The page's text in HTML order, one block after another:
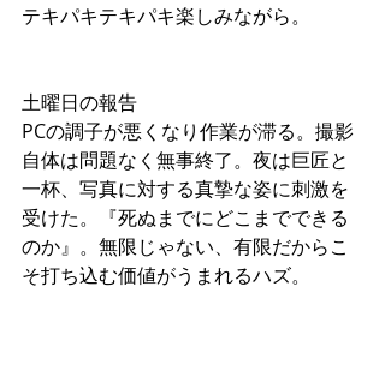
テキパキテキパキ楽しみながら。
土曜日の報告
PCの調子が悪くなり作業が滞る。撮影
自体は問題なく無事終了。夜は巨匠と
一杯、写真に対する真摯な姿に刺激を
受けた。『死ぬまでにどこまでできる
のか』。無限じゃない、有限だからこ
そ打ち込む価値がうまれるハズ。